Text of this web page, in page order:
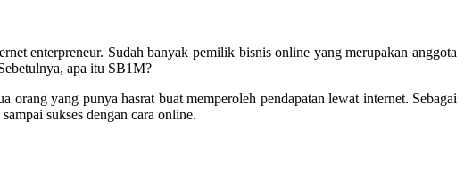
enterpreneur. Sudah banyak pemilik bisnis online yang merupakan anggota
apa itu SB1M?
yang punya hasrat buat memperoleh pendapatan lewat internet. Sebagai
sukses dengan cara online.